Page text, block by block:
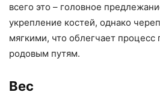
всего это – головное
укрепление костей, однако
мягкими, что облегчает
родовым путям.
Вес